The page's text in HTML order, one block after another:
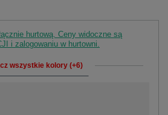
hurtową. Ceny widoczne są
i zalogowaniu w hurtowni.
wszystkie kolory (+6)